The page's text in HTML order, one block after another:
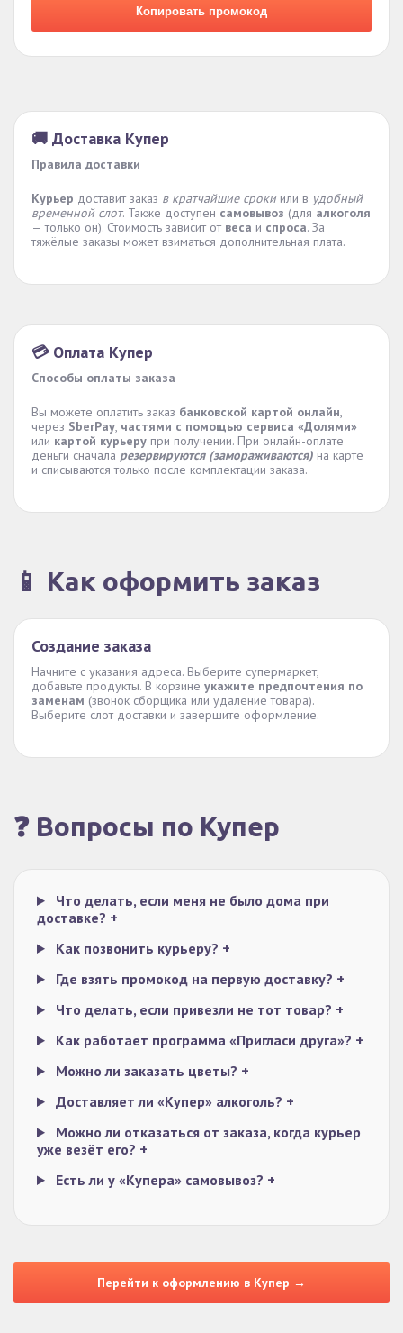
Копировать промокод
🚚 Доставка Купер
Правила доставки
Курьер доставит заказ в кратчайшие сроки или в удобный
временной слот. Также доступен самовывоз (для алкоголя
— только он). Стоимость зависит от веса и спроса. За
тяжёлые заказы может взиматься дополнительная плата.
💳 Оплата Купер
Способы оплаты заказа
Вы можете оплатить заказ банковской картой онлайн,
через SberPay, частями с помощью сервиса «Долями»
или картой курьеру при получении. При онлайн-оплате
деньги сначала резервируются (замораживаются) на карте
и списываются только после комплектации заказа.
📱 Как оформить заказ
Создание заказа
Начните с указания адреса. Выберите супермаркет,
добавьте продукты. В корзине укажите предпочтения по
заменам (звонок сборщика или удаление товара).
Выберите слот доставки и завершите оформление.
❓ Вопросы по Купер
Что делать, если меня не было дома при
доставке? +
Как позвонить курьеру? +
Где взять промокод на первую доставку? +
Что делать, если привезли не тот товар? +
Как работает программа «Пригласи друга»? +
Можно ли заказать цветы? +
Доставляет ли «Купер» алкоголь? +
Можно ли отказаться от заказа, когда курьер
уже везёт его? +
Есть ли у «Купера» самовывоз? +
Перейти к оформлению в Купер →